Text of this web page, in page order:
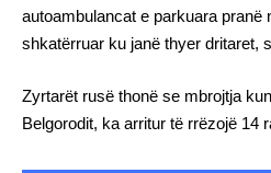
autoambulancat e parkuara pranë
shkatërruar ku janë thyer dritaret,
Zyrtarët rusë thonë se mbrojtja
Belgorodit, ka arritur të rrëzojë 14